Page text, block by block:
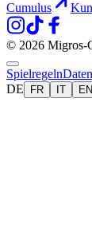
Cumulus
© 2026 Migros-
Spielregeln
DE
FR IT EN